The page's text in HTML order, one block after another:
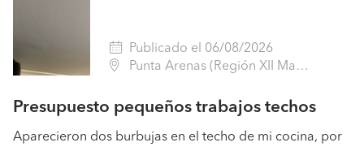
Publicado el 06/08/2026
Punta Arenas (Región XII Magallanes - Magallanes)
Presupuesto pequeños trabajos techos
Aparecieron dos burbujas en el techo de mi cocina, por